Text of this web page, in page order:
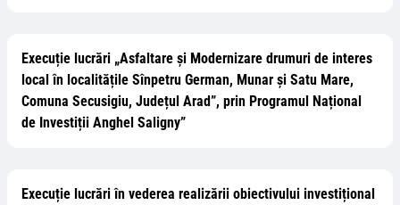
Execuție lucrări „Asfaltare și Modernizare drumuri de interes
local în localitățile Sînpetru German, Munar și Satu Mare,
Comuna Secusigiu, Județul Arad”, prin Programul Național
de Investiții Anghel Saligny”
Execuție lucrări în vederea realizării obiectivului investițional